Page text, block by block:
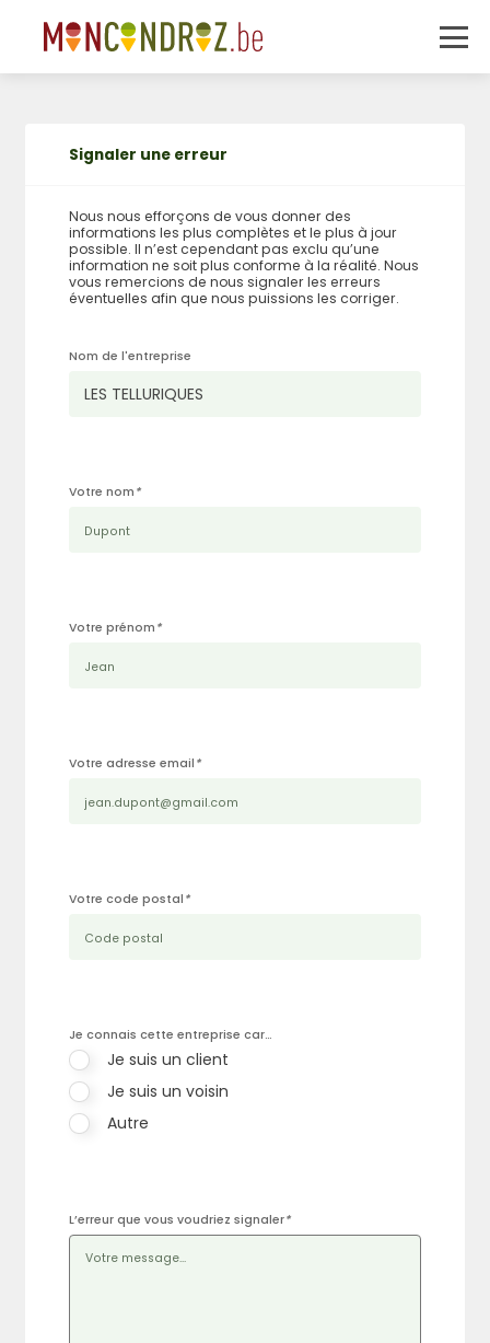
Signaler une erreur
Nous nous efforçons de vous donner des
informations les plus complètes et le plus à jour
possible. Il n’est cependant pas exclu qu’une
information ne soit plus conforme à la réalité. Nous
vous remercions de nous signaler les erreurs
éventuelles afin que nous puissions les corriger.
Nom de l'entreprise
Votre nom *
Votre prénom *
Votre adresse email *
Votre code postal *
Je connais cette entreprise car…
Je suis un client
Je suis un voisin
Autre
L’erreur que vous voudriez signaler*